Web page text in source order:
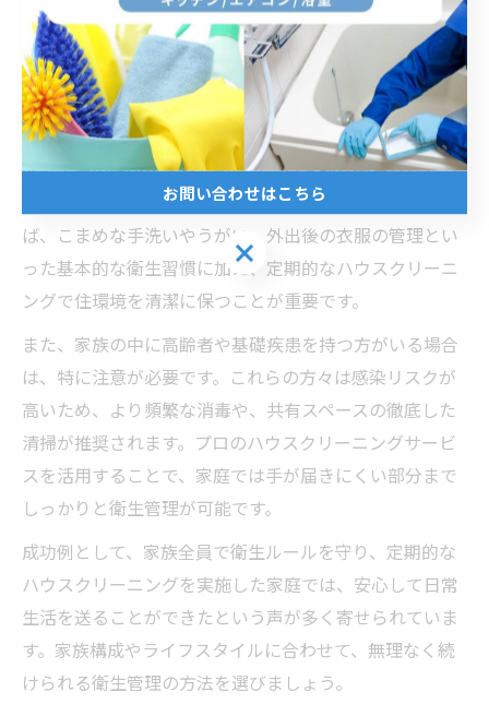
けられる消毒スケジュールを組むことが、長期的な感染
予防につながります。
家族を守る衛生管理とハウスクリーニングの連携
家族全員の健康を守るためには、日常的な衛生管理とハ
ウスクリーニングを連携させることが不可欠です。例え
ば、こまめな手洗いやうがい、外出後の衣服の管理とい
った基本的な衛生習慣に加え、定期的なハウスクリーニ
ングで住環境を清潔に保つことが重要です。
また、家族の中に高齢者や基礎疾患を持つ方がいる場合
は、特に注意が必要です。これらの方々は感染リスクが
高いため、より頻繁な消毒や、共有スペースの徹底した
清掃が推奨されます。プロのハウスクリーニングサービ
スを活用することで、家庭では手が届きにくい部分まで
しっかりと衛生管理が可能です。
成功例として、家族全員で衛生ルールを守り、定期的な
ハウスクリーニングを実施した家庭では、安心して日常
生活を送ることができたという声が多く寄せられていま
す。家族構成やライフスタイルに合わせて、無理なく続
けられる衛生管理の方法を選びましょう。
お問い合わせはこちら
お問い合わせはこちら